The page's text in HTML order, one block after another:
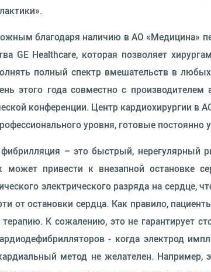
благодаря наличию в АО «Медицина»
GE Healthcare, которая позволяет
полный спектр вмешательств в
этого года совместно с производителем
конференции. Центр кардиохирургии в
уровня, готовые
– это быстрый, нерегулярный
может привести к внезапной остановке
электрического разряда на
от остановки сердца. Как правило,
терапию. К сожалению, это не гарантирует
- когда электрод
метод не желателен. Например,